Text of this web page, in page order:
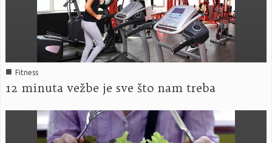
■ Fitness
12 minuta vežbe je sve što nam treba